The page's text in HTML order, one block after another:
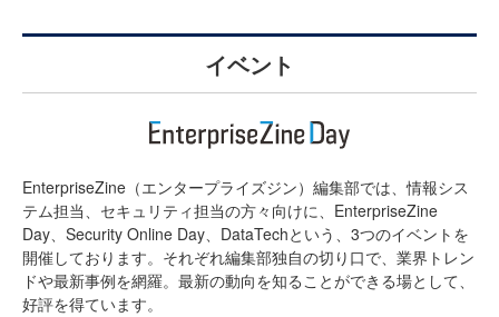
イベント
EnterpriseZine（エンタープライズジン）編集部では、情報シス
テム担当、セキュリティ担当の方々向けに、EnterpriseZine
Day、Security Online Day、DataTechという、3つのイベントを
開催しております。それぞれ編集部独自の切り口で、業界トレン
ドや最新事例を網羅。最新の動向を知ることができる場として、
好評を得ています。